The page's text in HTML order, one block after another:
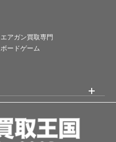
エアガン買取専門
ボードゲーム